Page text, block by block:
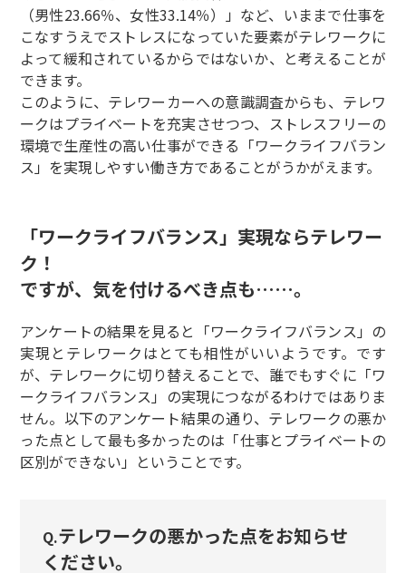
（男性23.66％、女性33.14％）」など、いままで仕事を
こなすうえでストレスになっていた要素がテレワークに
よって緩和されているからではないか、と考えることが
できます。
このように、テレワーカーへの意識調査からも、テレワ
ークはプライベートを充実させつつ、ストレスフリーの
環境で生産性の高い仕事ができる「ワークライフバラン
ス」を実現しやすい働き方であることがうかがえます。
「ワークライフバランス」実現ならテレワー
ク！
ですが、気を付けるべき点も……。
アンケートの結果を見ると「ワークライフバランス」の
実現とテレワークはとても相性がいいようです。です
が、テレワークに切り替えることで、誰でもすぐに「ワ
ークライフバランス」の実現につながるわけではありま
せん。以下のアンケート結果の通り、テレワークの悪か
った点として最も多かったのは「仕事とプライベートの
区別ができない」ということです。
Q.テレワークの悪かった点をお知らせ
ください。